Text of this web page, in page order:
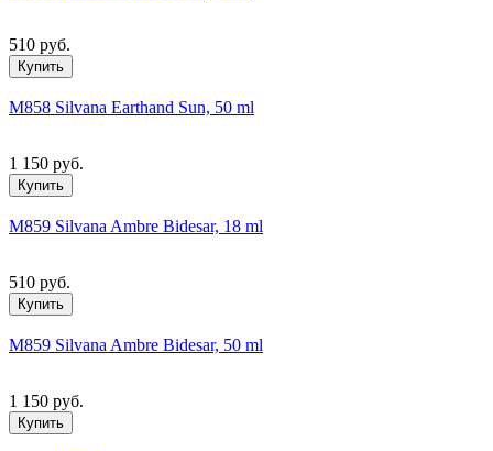
510 руб.
Купить
M858 Silvana Earthand Sun, 50 ml
1 150 руб.
Купить
M859 Silvana Ambre Bidesar, 18 ml
510 руб.
Купить
M859 Silvana Ambre Bidesar, 50 ml
1 150 руб.
Купить